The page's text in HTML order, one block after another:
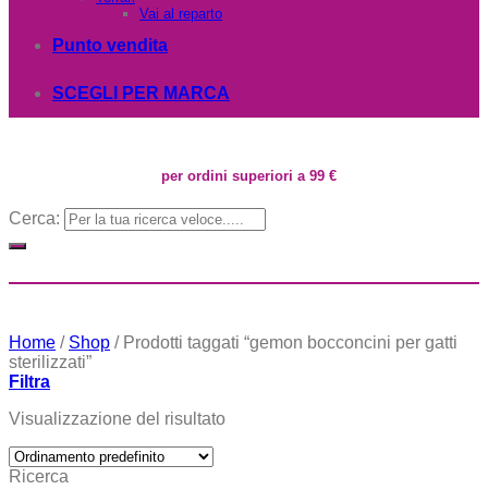
Vai al reparto
Punto vendita
SCEGLI PER MARCA
per ordini superiori a 99 €
Cerca:
Home / Shop /Prodotti taggati “gemon bocconcini per gatti
sterilizzati”
Filtra
Visualizzazione del risultato
Ricerca